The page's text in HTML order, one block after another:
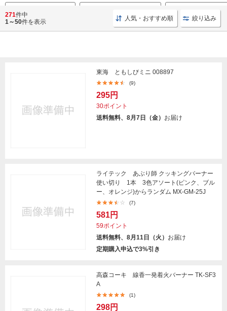
焚き火台のおすすめ特集 クッカーのおすすめ特
271件中
1～50件を表示 人気・おすすめ順 絞り込み
東海 ともしびミニ 008897
(9)
295円
30ポイント
送料無料、8月7日（金） お届け
ライテック あぶり師 クッキングバーナー
使い切り 1本 3色アソート(ピンク、ブル
ー、オレンジ)からランダム MX-GM-25J
(7)
581円
59ポイント
送料無料、8月11日（火） お届け
定期購入申込で3%引き
高森コーキ 線香一発着火バーナー TK-SF3
A
(1)
298円